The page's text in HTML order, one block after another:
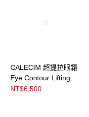
CALECIM 超提拉眼霜
Eye Contour Lifting
Cream
NT$6,500